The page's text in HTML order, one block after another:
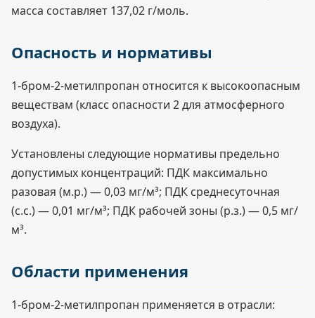
масса составляет 137,02 г/моль.
Опасность и нормативы
1-бром-2-метилпропан относится к высокоопасным
веществам (класс опасности 2 для атмосферного
воздуха).
Установлены следующие нормативы предельно
допустимых концентраций: ПДК максимально
разовая (м.р.) — 0,03 мг/м³; ПДК среднесуточная
(с.с.) — 0,01 мг/м³; ПДК рабочей зоны (р.з.) — 0,5 мг/
м³.
Области применения
1-бром-2-метилпропан применяется в отрасли: